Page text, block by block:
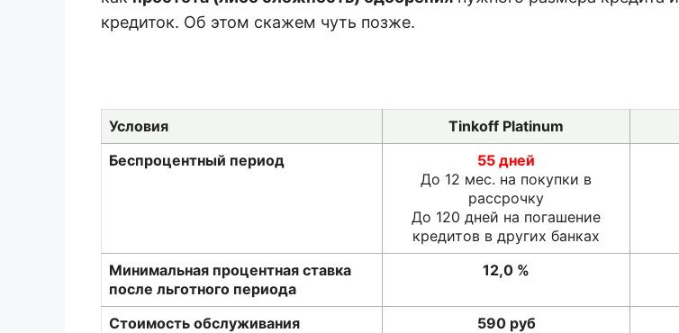
кредиток. Об этом скажем чуть позже.
Условия Tinkoff Platinum
Беспроцентный период
55 дней
До 12 мес. на покупки в
рассрочку
До 120 дней на погашение
кредитов в других банках
Минимальная процентная ставка
после льготного периода
12,0 %
Стоимость обслуживания 590 руб